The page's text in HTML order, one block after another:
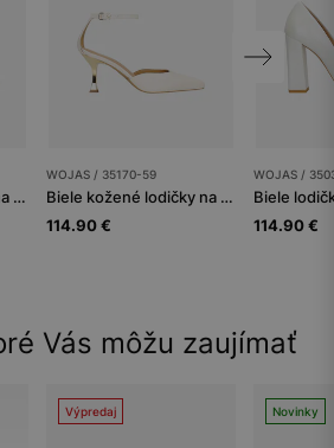
Biele kožené lodičky na podpätku na ihle
WOJAS / 35170-59
Biele kožené lodičky na zlatom opätku
114.90 €
WOJAS /
114.90 €
Vás môžu zaujímať
Výpredaj Novinky